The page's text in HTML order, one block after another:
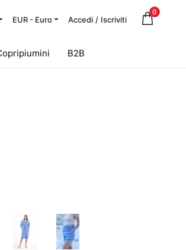
EUR - Euro Accedi / Iscriviti
0
B2B